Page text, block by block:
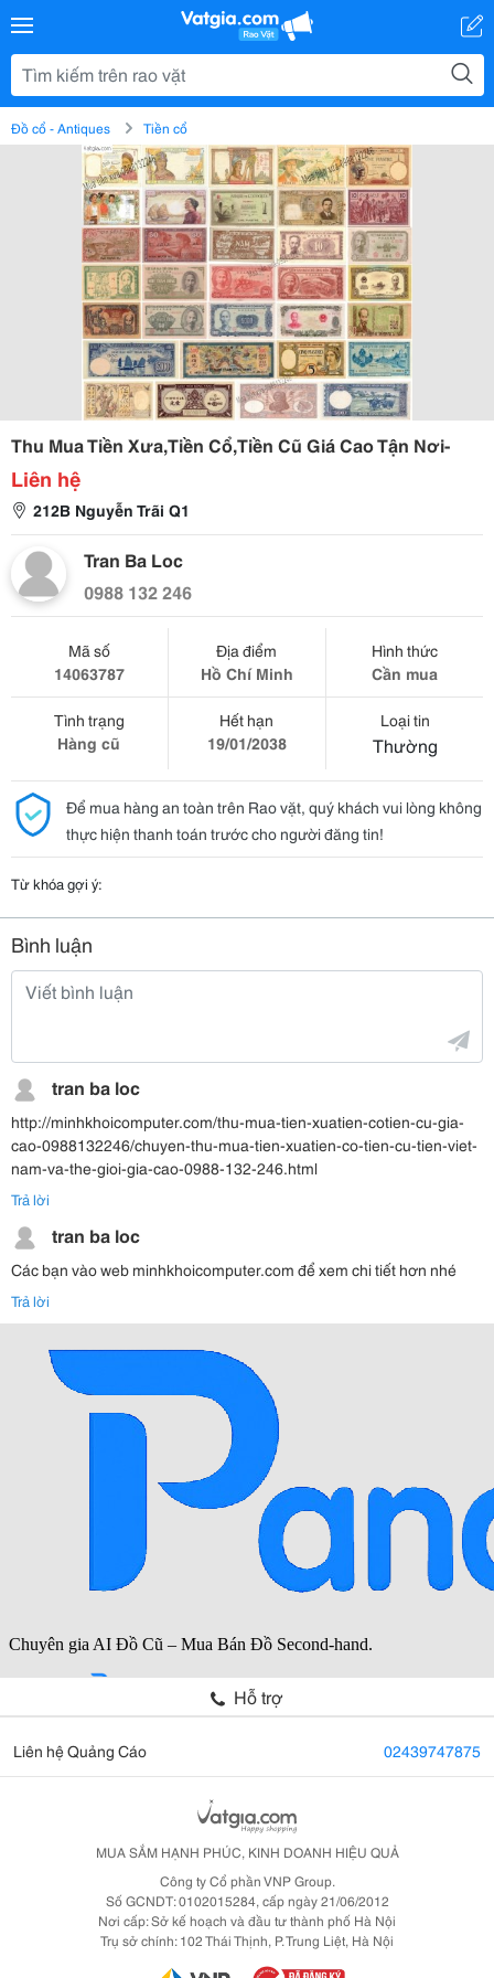
Đồ cổ - Antiques Tiền cổ
Thu Mua Tiền Xưa,Tiền Cổ,Tiền Cũ Giá Cao Tận Nơi-
Liên hệ
212B Nguyễn Trãi Q1
Tran Ba Loc
0988 132 246
Mã số
14063787
Địa điểm
Hồ Chí Minh
Hình thức
Cần mua
Tình trạng
Hàng cũ
Hết hạn
19/01/2038
Loại tin
Thường
Để mua hàng an toàn trên Rao vặt, quý khách vui lòng không
thực hiện thanh toán trước cho người đăng tin!
Từ khóa gợi ý:
Bình luận
tran ba loc
http://minhkhoicomputer.com/thu-mua-tien-xuatien-cotien-cu-gia-
cao-0988132246/chuyen-thu-mua-tien-xuatien-co-tien-cu-tien-viet-
nam-va-the-gioi-gia-cao-0988-132-246.html
Trả lời
tran ba loc
Các bạn vào web minhkhoicomputer.com để xem chi tiết hơn nhé
Trả lời
Hỗ trợ
Liên hệ Quảng Cáo 02439747875
MUA SẮM HẠNH PHÚC, KINH DOANH HIỆU QUẢ
Công ty Cổ phần VNP Group.
Số GCNDT: 0102015284, cấp ngày 21/06/2012
Nơi cấp: Sở kế hoạch và đầu tư thành phố Hà Nội
Trụ sở chính: 102 Thái Thịnh, P. Trung Liệt, Hà Nội